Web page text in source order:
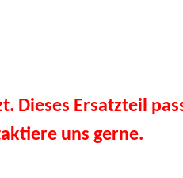
Dieses Ersatzteil
uns gerne.